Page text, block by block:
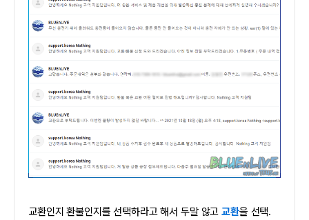
교환인지 환불인지를 선택하라고 해서 두말 않고교환을 선택.